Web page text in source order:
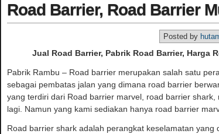
Road Barrier, Road Barrier
Posted by
Jual Road Barrier, Pabrik Road Barrier, Harga
Pabrik Rambu – Road barrier merupakan salah satu
sebagai pembatas jalan yang dimana road barrier
yang terdiri dari Road barrier marvel, road barrier
lagi. Namun yang kami sediakan hanya road barrier
Road barrier shark adalah perangkat keselamatan